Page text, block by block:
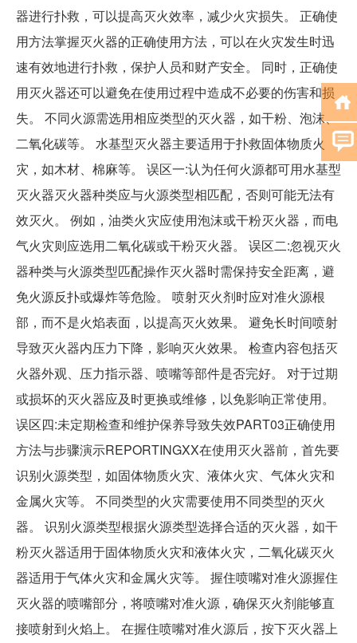
器进行扑救，可以提高灭火效率，减少火灾损失。 正确使
用方法掌握灭火器的正确使用方法，可以在火灾发生时迅
速有效地进行扑救，保护人员和财产安全。 同时，正确使
用灭火器还可以避免在使用过程中造成不必要的伤害和损
失。 不同火源需选用相应类型的灭火器，如干粉、泡沫、
二氧化碳等。 水基型灭火器主要适用于扑救固体物质火
灾，如木材、棉麻等。 误区一:认为任何火源都可用水基型
灭火器灭火器种类应与火源类型相匹配，否则可能无法有
效灭火。 例如，油类火灾应使用泡沫或干粉灭火器，而电
气火灾则应选用二氧化碳或干粉灭火器。 误区二:忽视灭火
器种类与火源类型匹配操作灭火器时需保持安全距离，避
免火源反扑或爆炸等危险。 喷射灭火剂时应对准火源根
部，而不是火焰表面，以提高灭火效果。 避免长时间喷射
导致灭火器内压力下降，影响灭火效果。 检查内容包括灭
火器外观、压力指示器、喷嘴等部件是否完好。 对于过期
或损坏的灭火器应及时更换或维修，以免影响正常使用。
误区四:未定期检查和维护保养导致失效PART03正确使用
方法与步骤演示REPORTINGXX在使用灭火器前，首先要
识别火源类型，如固体物质火灾、液体火灾、气体火灾和
金属火灾等。 不同类型的火灾需要使用不同类型的灭火
器。 识别火源类型根据火源类型选择合适的灭火器，如干
粉灭火器适用于固体物质火灾和液体火灾，二氧化碳灭火
器适用于气体火灾和金属火灾等。 握住喷嘴对准火源握住
灭火器的喷嘴部分，将喷嘴对准火源，确保灭火剂能够直
接喷射到火焰上。 在握住喷嘴对准火源后，按下灭火器上